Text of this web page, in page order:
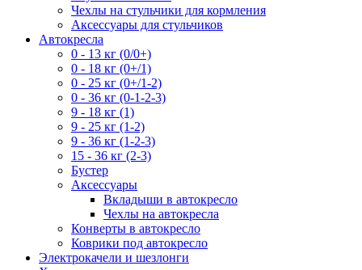
Чехлы на стульчики для кормления
Аксессуары для стульчиков
Автокресла
0 - 13 кг (0/0+)
0 - 18 кг (0+/1)
0 - 25 кг (0+/1-2)
0 - 36 кг (0-1-2-3)
9 - 18 кг (1)
9 - 25 кг (1-2)
9 - 36 кг (1-2-3)
15 - 36 кг (2-3)
Бустер
Аксессуары
Вкладыши в автокресло
Чехлы на автокресла
Конверты в автокресло
Коврики под автокресло
Электрокачели и шезлонги